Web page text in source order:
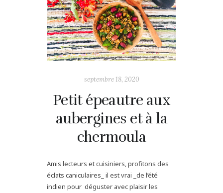
septembre 18, 2020
Petit épeautre aux
aubergines et à la
chermoula
Amis lecteurs et cuisiniers, profitons des
éclats caniculaires_ il est vrai _de l’été
indien pour déguster avec plaisir les